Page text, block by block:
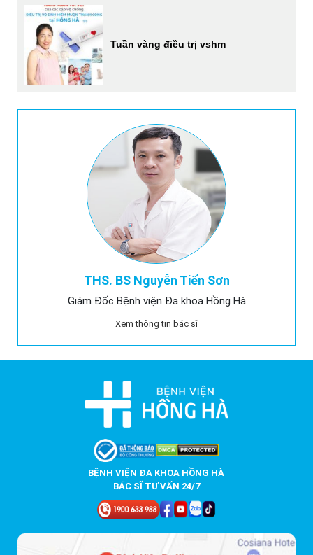
THS. BS Nguyễn Tiến Sơn
Giám Đốc Bệnh viện Đa khoa Hồng Hà
Xem thông tin bác sĩ
Tuần vàng điều trị vshm
BỆNH VIỆN ĐA KHOA HỒNG HÀ
BÁC SĨ TƯ VẤN 24/7